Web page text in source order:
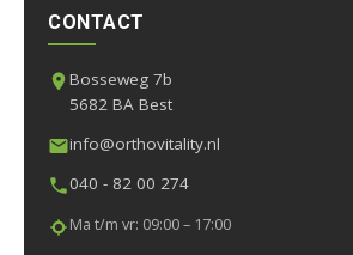
CONTACT
Bosseweg 7b
5682 BA Best
info@orthovitality.nl
040 - 82 00 274
Ma t/m vr: 09:00 – 17:00